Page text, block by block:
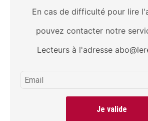
En cas de difficulté pour lire
pouvez contacter notre
Lecteurs à l'adresse
Je valide